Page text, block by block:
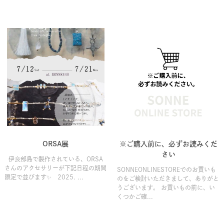
ORSA展
伊良部島で製作されている、ORSA
さんのアクセサリーが下記日程の期間
限定で並びます✨ 2025. ...
※ご購入前に、必ずお読みくだ
さい
SONNEONLINESTOREでのお買いも
のをご検討いただきまして、ありがと
うございます。 お買いもの前に、い
くつかご確...